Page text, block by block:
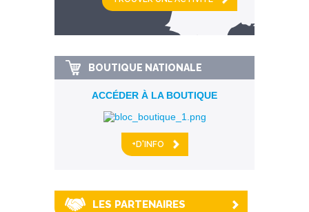
km alentour
BOUTIQUE NATIONALE
ACCÉDER À LA BOUTIQUE
+D'INFO
LES PARTENAIRES